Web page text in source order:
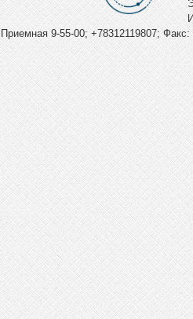
Приемная 9-55-00; +78312119807; Факс: